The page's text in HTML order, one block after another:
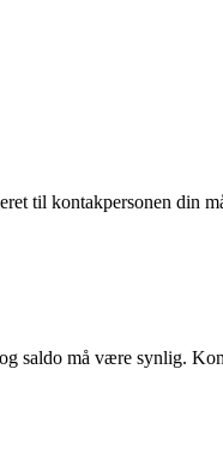
til kontakpersonen din
saldo må være synlig.